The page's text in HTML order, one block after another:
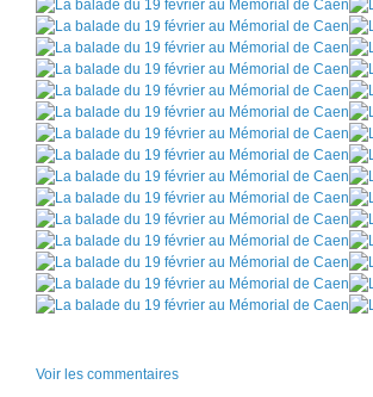
Voir les commentaires